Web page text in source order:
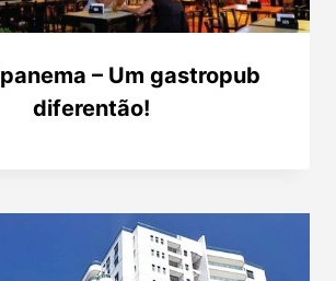
– Um gastropub
diferentão!